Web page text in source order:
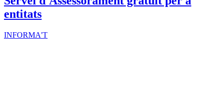
entitats
INFORMA'T